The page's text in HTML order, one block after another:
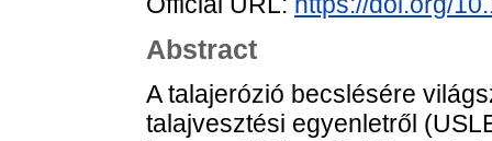
Abstract
A talajerózió becslésére
talajvesztési egyenletről